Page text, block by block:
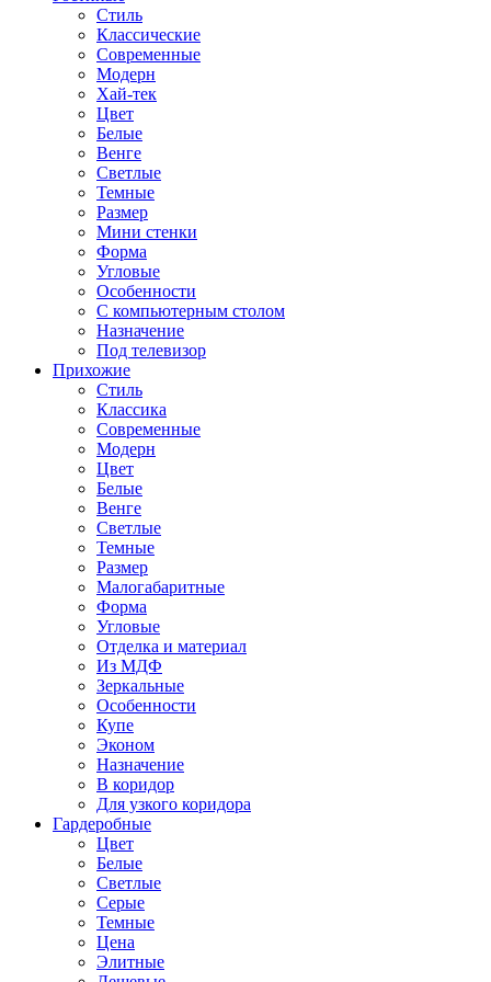
Стиль
Классические
Современные
Модерн
Хай-тек
Цвет
Белые
Венге
Светлые
Темные
Размер
Мини стенки
Форма
Угловые
Особенности
С компьютерным столом
Назначение
Под телевизор
Прихожие
Стиль
Классика
Современные
Модерн
Цвет
Белые
Венге
Светлые
Темные
Размер
Малогабаритные
Форма
Угловые
Отделка и материал
Из МДФ
Зеркальные
Особенности
Купе
Эконом
Назначение
В коридор
Для узкого коридора
Гардеробные
Цвет
Белые
Светлые
Серые
Темные
Цена
Элитные